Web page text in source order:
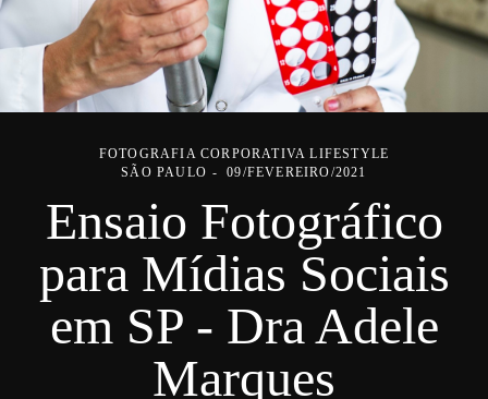
FOTOGRAFIA CORPORATIVA LIFESTYLE
SÃO PAULO
09/FEVEREIRO/2021
Ensaio Fotográfico
para Mídias Sociais
em SP - Dra Adele
Marques